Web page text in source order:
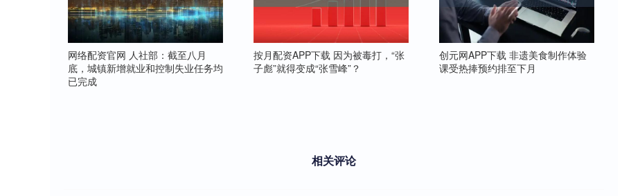
网络配资官网 人社部：截至八月
底，城镇新增就业和控制失业任务均
已完成
按月配资APP下载 因为被毒打，“张
子彪”就得变成“张雪峰”？
创元网APP下载 非遗美食制作体验
课受热捧预约排至下月
相关评论